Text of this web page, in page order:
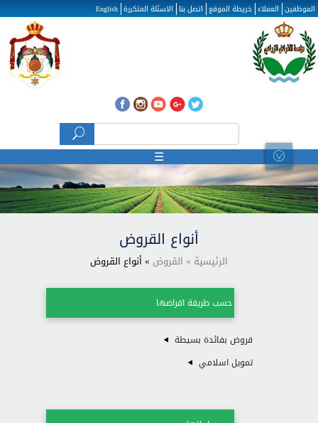
تجاوز إلى المحتوى الرئيسي
الموظفين العملاء خريطة الموقع اتصل بنا الاسئلة المتكررة English
استمارة البحث
☰
أنواع القروض
الرئيسية » القروض » أنواع القروض
حسب طريقة اقراضها
قروض بفائدة بسيطة
تمويل اسلامي